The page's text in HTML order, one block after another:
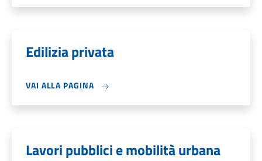
Edilizia privata
VAI ALLA PAGINA
Lavori pubblici e mobilità urbana